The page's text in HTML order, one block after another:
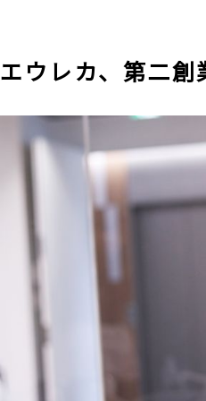
エウレカ、第二創